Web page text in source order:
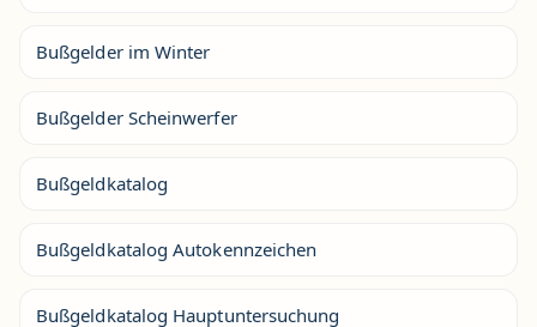
Bußgelder im Winter
Bußgelder Scheinwerfer
Bußgeldkatalog
Bußgeldkatalog Autokennzeichen
Bußgeldkatalog Hauptuntersuchung